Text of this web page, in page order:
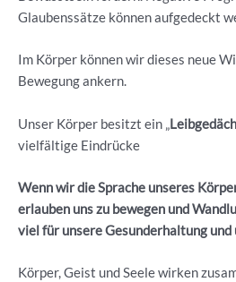
Glaubenssätze können aufgedeckt
Im Körper können wir dieses neue
Bewegung ankern.
Unser Körper besitzt ein „
vielfältige Eindrücke
Wenn wir die Sprache unseres
erlauben uns zu bewegen und
viel für unsere Gesunderhaltung
Körper, Geist und Seele wirken